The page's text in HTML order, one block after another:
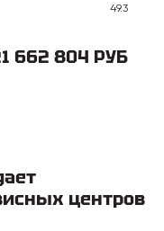
49.3
662 804 РУБ
центров